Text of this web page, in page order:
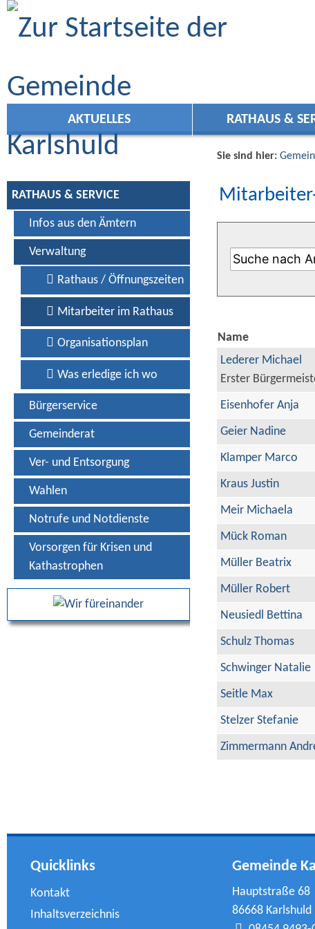
Zum Inhalt
AKTUELLES RATHAUS &
RATHAUS & SERVICE
Infos aus den Ämtern
Verwaltung
Rathaus / Öffnungszeiten
Mitarbeiter im Rathaus
Organisationsplan
Was erledige ich wo
Bürgerservice
Gemeinderat
Ver- und Entsorgung
Wahlen
Notrufe und Notdienste
Vorsorgen für Krisen und
Kathastrophen
Sie sind hier:
Name
Lederer Michael
Erster
Eisenhofer Anja
Geier Nadine
Klamper Marco
Kraus Justin
Meir Michaela
Mück Roman
Müller Beatrix
Müller Robert
Neusiedl Bettina
Schulz Thomas
Schwinger Natalie
Seitle Max
Stelzer Stefanie
Zimmermann
Quicklinks
Kontakt
Inhaltsverzeichnis
Gemeinde
Hauptstraße 68
86668 Karlshuld